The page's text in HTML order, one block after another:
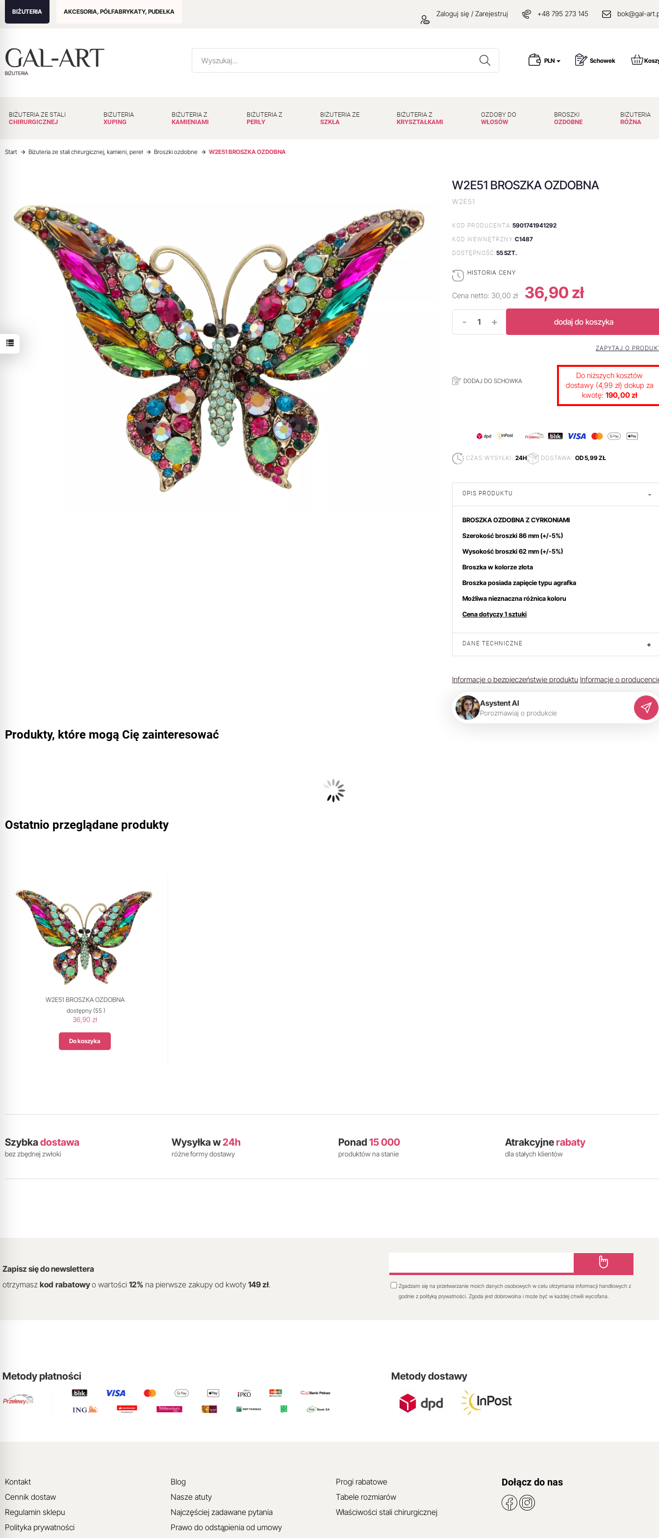
BIŻUTERIA AKCESORIA, PÓŁFABRYKATY, PUDEŁKA Zaloguj się / Zarejestruj +48 795 273 145 bok@gal-
BIŻUTERIA
Wyszukaj PLN Schowek
BIŻUTERIA ZE STALI
CHIRURGICZNEJ
BIŻUTERIA
XUPING
BIŻUTERIA Z
KAMIENIAMI
BIŻUTERIA Z
PERŁY
BIŻUTERIA ZE
SZKŁA
BIŻUTERIA Z
KRYSZTAŁKAMI
OZDOBY DO
WŁOSÓW
BROSZKI
OZDOBNE
BIŻUTERIA
RÓŻNA
Start Biżuteria ze stali chirurgicznej, kamieni, pereł Broszki ozdobne W2E51 BROSZKA OZDOBNA
W2E51 BROSZKA OZDOBNA
W2E51
KOD PRODUCENTA:5901741941292
KOD WEWNĘTRZNY:C1487
DOSTĘPNOŚĆ:55 SZT.
HISTORIA CENY
Cena netto: 30,00 zł 36,90 zł
- + dodaj do koszyka
DODAJ DO SCHOWKA
ZAPYTAJ O
Do niższych kosztów
dostawy (4,99 zł) dokup za
kwotę: 190,00 zł
CZAS WYSYŁKI: 24H DOSTAWA: OD 5,99 ZŁ
OPIS PRODUKTU -
BROSZKA OZDOBNA Z CYRKONIAMI
Szerokość broszki 86 mm(+/-5%)
Wysokość broszki 62mm (+/-5%)
Broszka w kolorze złota
Broszka posiada zapięcie typu agrafka
Możliwa nieznaczna różnica koloru
Cena dotyczy 1 sztuki
DANE TECHNICZNE +
Informacje o bezpieczeństwie produktu Informacje o
Asystent AI
Porozmawiaj o produkcie
Produkty, które mogą Cię zainteresować
Ostatnio przeglądane produkty
W2E51 BROSZKA OZDOBNA
dostępny (55 )
36,90 zł
Do koszyka
Szybkadostawa
bez zbędnej zwłoki
Wysyłka w24h
różne formy dostawy
Ponad 15 000
produktów na stanie
Atrakcyjne rabaty
dla stałych klientów
Zapisz się do newslettera
otrzymasz kod rabatowyo wartości 12% na pierwsze zakupy od kwoty 149 zł.
Zgadzam się na przetwarzanie moich danych osobowych w celu otrzymania informacji handlowych z
godnie z polityką prywatności. Zgoda jest dobrowolna i może być w każdej chwili wycofana.
Metody płatności Metody dostawy
Kontakt
Cennik dostaw
Regulamin sklepu
Polityka prywatności
Blog
Nasze atuty
Najczęściej zadawane pytania
Prawo do odstąpienia od umowy
Progi rabatowe
Tabele rozmiarów
Właściwości stali chirurgicznej
Dołącz do nas